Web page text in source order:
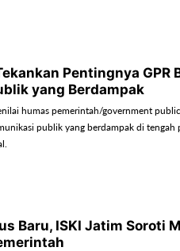
Pentingnya GPR
yang Berdampak
humas pemerintah/government
publik yang berdampak di tengah
Baru, ISKI Jatim Soroti